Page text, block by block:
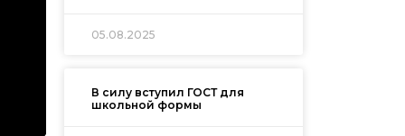
05.08.2025
В силу вступил ГОСТ для
школьной формы